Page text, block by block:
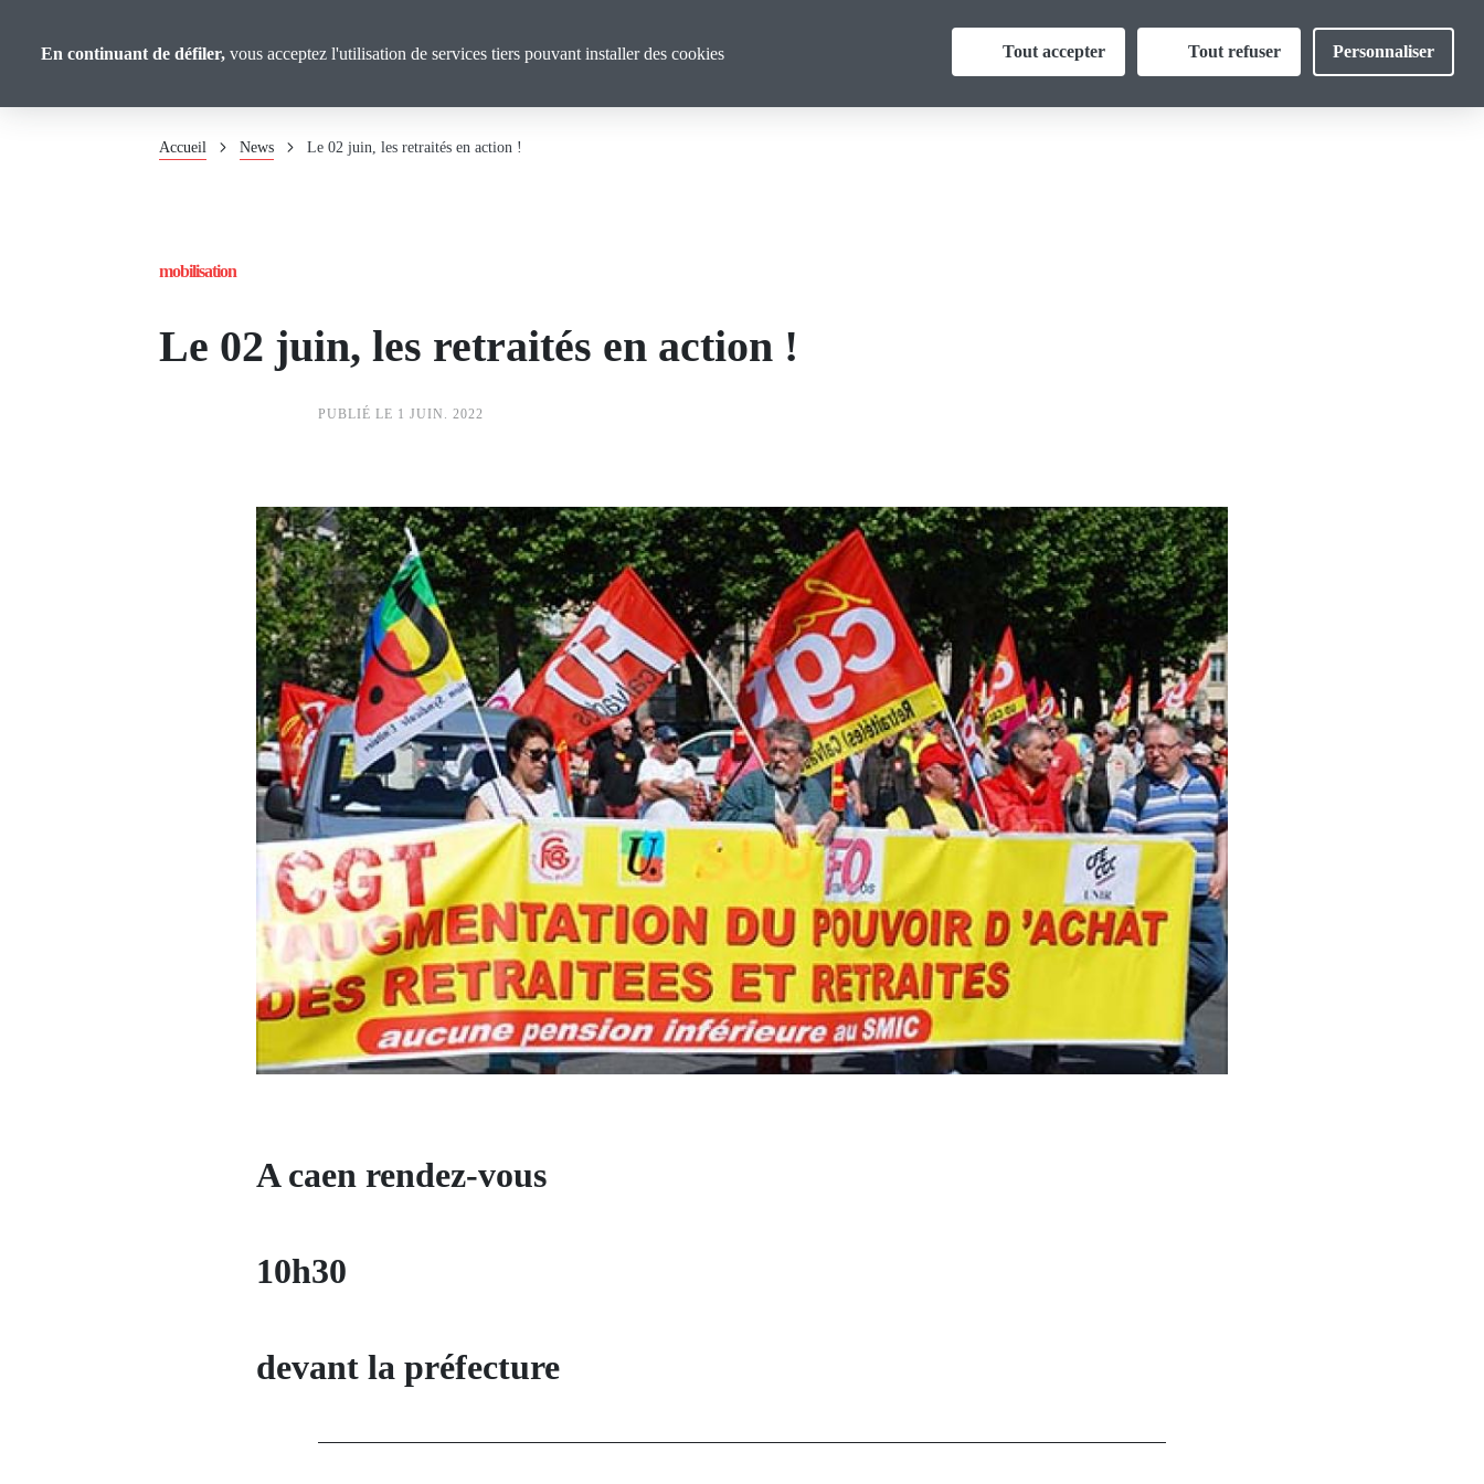
CGT Calvados
principal
La CGT Calvados Formations Vos droits Thématiques
Accueil News Le 02 juin, les retraités en action !
mobilisation
Le 02 juin, les retraités en action !
PUBLIÉ LE 1 JUIN. 2022
Image
A caen rendez-vous
10h30
devant la préfecture
En continuant de défiler, vous acceptez l'utilisation de services tiers pouvant installer des cookies Tout accepter Tout refuser Personnaliser